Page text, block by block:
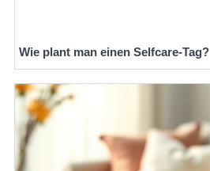
Wie plant man einen Selfcare-Tag?